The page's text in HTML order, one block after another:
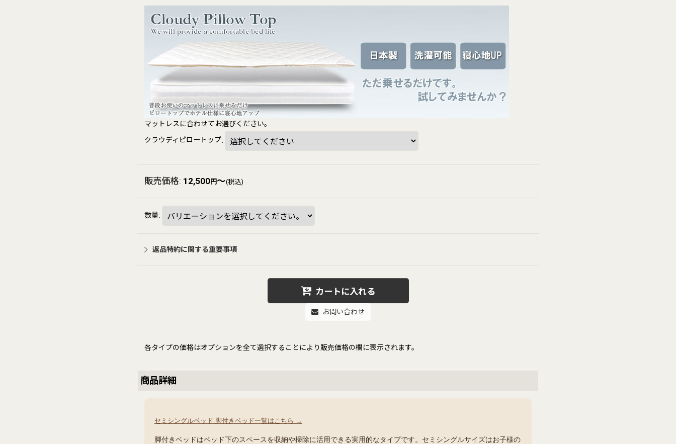
マットレスに合わせてお選びください。
クラウディピロートップ:
販売価格: 12,500円～(税込)
数量:
返品特約に関する重要事項
カートに入れる
お問い合わせ
各タイプの価格はオプションを全て選択することにより販売価格の欄に表示されます。
商品詳細
セミシングルベッド 脚付きベッド一覧はこちら →
脚付きベッドはベッド下のスペースを収納や掃除に活用できる実用的なタイプです。セミシングルサイズはお子様の